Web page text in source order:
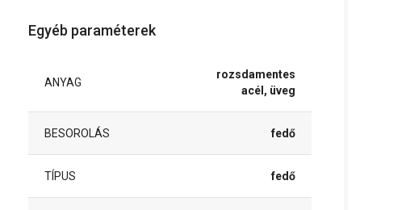
Egyéb paraméterek
ANYAG
rozsdamentes
acél, üveg
BESOROLÁS fedő
TÍPUS fedő